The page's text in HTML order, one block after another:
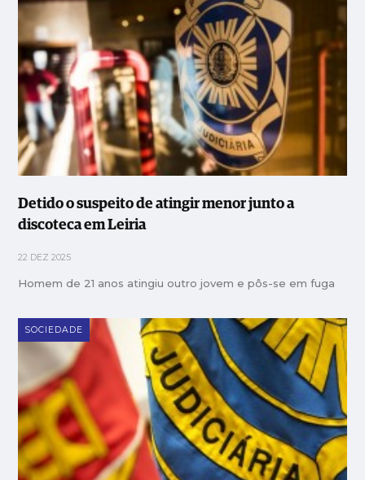
Detido o suspeito de atingir menor junto a
discoteca em Leiria
22 DEZ 2025
Homem de 21 anos atingiu outro jovem e pôs-se em fuga
SOCIEDADE